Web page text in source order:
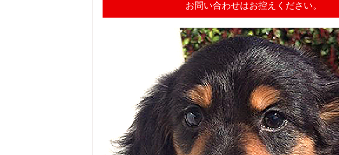
お問い合わせはお控えください。